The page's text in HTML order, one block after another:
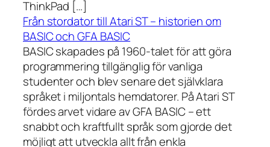
ThinkPad […]
Från stordator till Atari ST – historien om
BASIC och GFA BASIC
BASIC skapades på 1960-talet för att göra
programmering tillgänglig för vanliga
studenter och blev senare det självklara
språket i miljontals hemdatorer. På Atari ST
fördes arvet vidare av GFA BASIC – ett
snabbt och kraftfullt språk som gjorde det
möjligt att utveckla allt från enkla